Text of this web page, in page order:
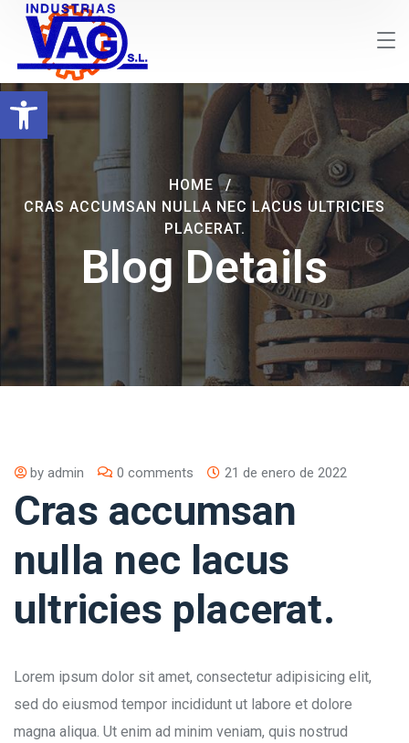
Abrir barra de herramientas
Blog Details
HOME
CRAS ACCUMSAN NULLA NEC LACUS ULTRICIES
PLACERAT.
by admin 0 comments 21 de enero de 2022
Cras accumsan
nulla nec lacus
ultricies placerat.
Lorem ipsum dolor sit amet, consectetur adipisicing elit,
sed do eiusmod tempor incididunt ut labore et dolore
magna aliqua. Ut enim ad minim veniam, quis nostrud